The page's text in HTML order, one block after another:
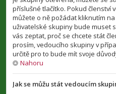
příslušné tlačítko. Pokud členství
můžete o ně požádat kliknutím
uživatelské skupiny bude muset
vás zeptat, proč se chcete stát
prosím, vedoucího skupiny v
určitě pro to bude mít svoje
Nahoru
Jak se můžu stát vedoucím